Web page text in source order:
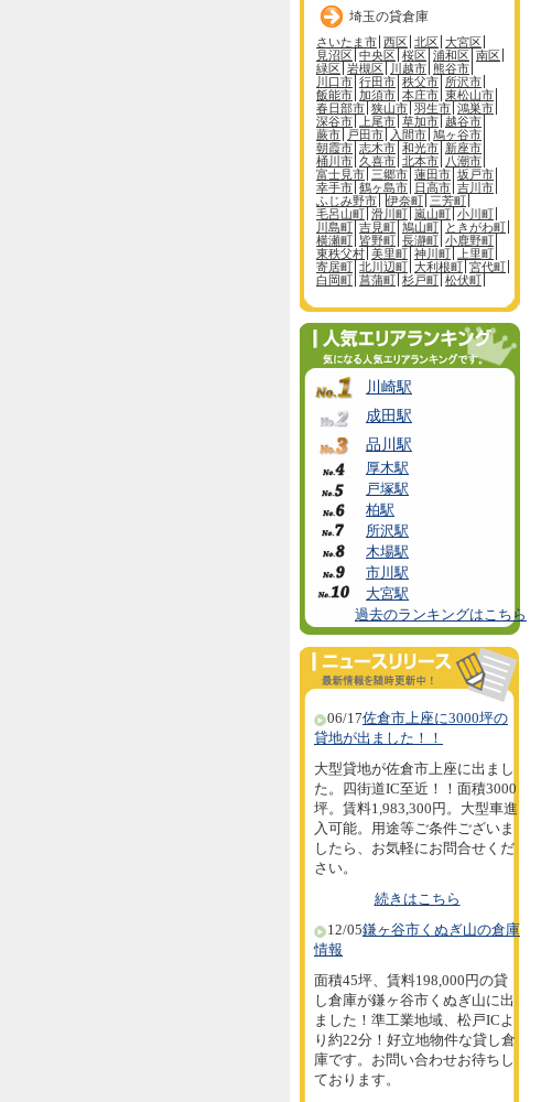
埼玉の貸倉庫
さいたま市 西区 北区 大宮区
見沼区 中央区 桜区 浦和区 南区
緑区 岩槻区 川越市 熊谷市
川口市 行田市 秩父市 所沢市
飯能市 加須市 本庄市 東松山市
春日部市 狭山市 羽生市 鴻巣市
深谷市
上尾市 草加市 越谷市
蕨市
戸田市 入間市 鳩ヶ谷市
朝霞市 志木市 和光市 新座市
桶川市 久喜市 北本市
八潮市
富士見市 三郷市 蓮田市 坂戸市
幸手市 鶴ヶ島市 日高市 吉川市
ふじみ野市
伊奈町 三芳町
毛呂山町 滑川町 嵐山町 小川町
川島町 吉見町 鳩山町
ときがわ町
横瀬町 皆野町 長瀞町 小鹿野町
東秩父村 美里町 神川町
上里町
寄居町 北川辺町 大利根町 宮代町
白岡町 菖蒲町 杉戸町 松伏町
川崎駅
成田駅
品川駅
厚木駅
戸塚駅
柏駅
所沢駅
木場駅
市川駅
大宮駅
過去のランキングはこちら
06/17佐倉市上座に3000坪の
貸地が出ました！！
大型貸地が佐倉市上座に出まし
た。四街道IC至近！！面積3000
坪。賃料1,983,300円。大型車進
入可能。用途等ご条件ございま
したら、お気軽にお問合せくだ
さい。
続きはこちら
12/05鎌ヶ谷市くぬぎ山の倉庫
情報
面積45坪、賃料198,000円の貸
し倉庫が鎌ヶ谷市くぬぎ山に出
ました！準工業地域、松戸ICよ
り約22分！好立地物件な貸し倉
庫です。お問い合わせお待ちし
ております。